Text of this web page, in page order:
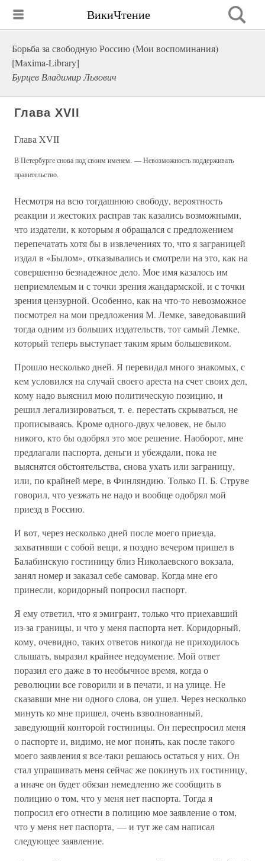
ВикиЧтение
Борьба за свободную Россию (Мои воспоминания)
[Maxima-Library]
Бурцев Владимир Львович
Глава XVII
Глава XVII
В Петербурге снова под своим именем. — Невозможность поддерживать
правительство.
Несмотря на всю тогдашнюю свободу, вероятность
реакции и жестоких расправ так казались возможными,
что издатели, к которым я обращался с предложением
перепечатать хотя бы в извлечениях то, что я заграницей
издал в «Былом», отказывались и смотрели на это, как на
совершенно безнадежное дело. Мое имя казалось им
неприемлемым и с точки зрения жандармской, и с точки
зрения цензурной. Особенно, как на что-то невозможное
посмотрел на мои предложения М. Лемке, заведовавший
тогда одним из больших издательств, тот самый Лемке,
который теперь выступает таким ярым большевиком.
Прошло несколько дней. Я перевидал много знакомых, с
кем условился на случай своего ареста на счет своих дел,
кому надо выяснил мою политическую позицию, и
решил легализироваться, т. е. перестать скрываться, не
прописываясь. Кроме одного-двух человек, не было
никого, кто бы одобрял это мое решение. Наоборот, мне
предлагали паспорта, деньги и убеждали, пока не
выяснятся обстоятельства, снова ухать или заграницу,
или, по крайней мере, в Финляндию. Только П. Б. Струве
говорил, что уезжать не надо и вообще одобрял мой
приезд в Россию.
И вот, через несколько дней после моего приезда,
захвативши с собой вещи, я поздно вечером пришел в
Балабинскую гостиницу близ Николаевского вокзала,
занял номер и заказал себе самовар. Когда мне его
принесли, коридорный попросил паспорт.
Я ему ответил, что я эмигрант, только что приехавший
из-за границы, и что у меня паспорта нет. Коридорный,
кому, очевидно, таких ответов никогда не приходилось
слышать, выразил крайнее недоумение. Мой ответ
поразил его даже в то необычное время, когда о
революции все говорили и в печати, и на улице. Не
сказавши мне ни одного слова, он ушел. Через несколько
минуть ко мне пришел, очень взволнованный,
заведующий конторой гостиницы. Он переспросил меня
о паспорте и, видимо, не мог понять, как после такого
моего заявления я все-таки решаюсь остаться у них. Он
стал упрашивать меня сейчас же покинуть их гостиницу,
а иначе он будет обязан немедленно же сообщить в
полицию о том, что у меня нет паспорта. Тогда я
попросил его отнести в полицию мое заявление о том,
что у меня нет паспорта, — и тут же сам написал
следующее заявление.